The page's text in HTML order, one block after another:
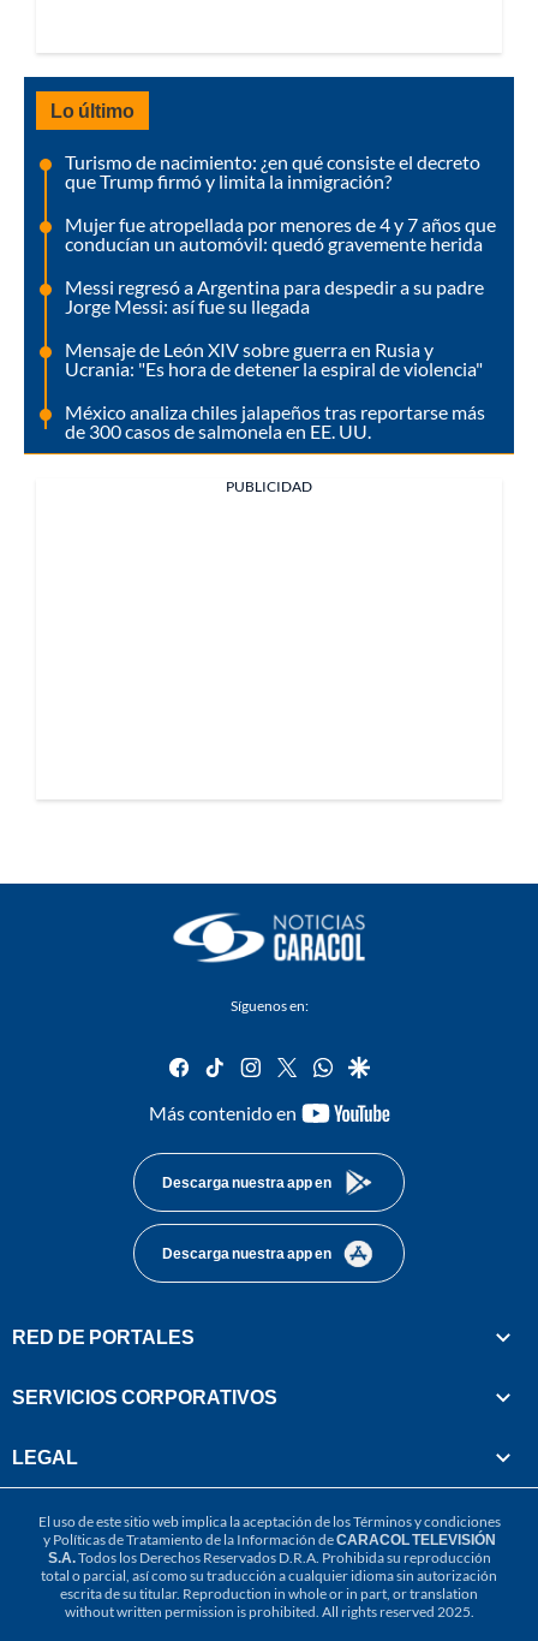
Lo último
Turismo de nacimiento: ¿en qué consiste el decreto
que Trump firmó y limita la inmigración?
Mujer fue atropellada por menores de 4 y 7 años que
conducían un automóvil: quedó gravemente herida
Messi regresó a Argentina para despedir a su padre
Jorge Messi: así fue su llegada
Mensaje de León XIV sobre guerra en Rusia y
Ucrania: "Es hora de detener la espiral de violencia"
México analiza chiles jalapeños tras reportarse más
de 300 casos de salmonela en EE. UU.
PUBLICIDAD
Síguenos en:
facebook
tiktok instagram
twitterwhatsapp
google
Más contenido en
youtube-
Descarga nuestra app en
Descarga nuestra app en
RED DE PORTALES
SERVICIOS CORPORATIVOS
LEGAL
El uso de este sitio web implica la aceptación de losTérminos y condiciones
y Políticas de Tratamiento de la Información deCARACOL TELEVISIÓN
S.A.Todos los Derechos Reservados D.R.A. Prohibida su reproducción
total o parcial, así como su traducción a cualquier idioma sin autorización
escrita de su titular. Reproduction in whole or in part, or translation
without written permission is prohibited. All rights reserved 2025.